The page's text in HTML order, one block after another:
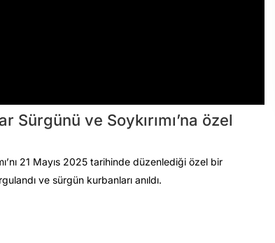
Sürgünü ve Soykırımı’na özel
21 Mayıs 2025 tarihinde düzenlediği özel bir
ve sürgün kurbanları anıldı.